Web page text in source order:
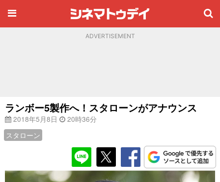
ADVERTISEMENT
ランボー5製作へ！スタローンがアナウンス
2018年5月8日
20時36分
スタローン